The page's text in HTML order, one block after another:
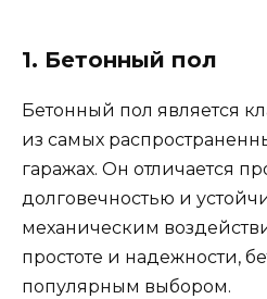
1. Бетонный пол
Бетонный пол является
из самых
гаражах. Он отличается
долговечностью и
механическим
простоте и надежности,
популярным выбором.